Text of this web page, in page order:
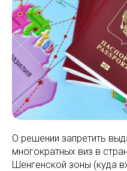
О решении запретить
многократных виз в
Шенгенской зоны (куда